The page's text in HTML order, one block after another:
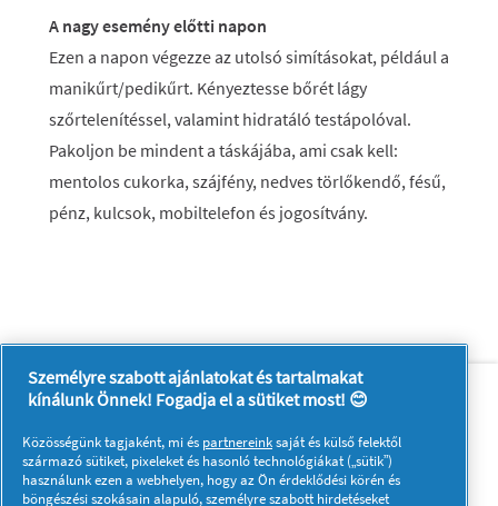
A nagy esemény előtti napon
Ezen a napon végezze az utolsó simításokat, például a
manikűrt/pedikűrt. Kényeztesse bőrét lágy
szőrtelenítéssel, valamint hidratáló testápolóval.
Pakoljon be mindent a táskájába, ami csak kell:
mentolos cukorka, szájfény, nedves törlőkendő, fésű,
pénz, kulcsok, mobiltelefon és jogosítvány.
Rólunk
Kapcsolatfelvétel
A pg.com felkeresése
Kövessen minket:
Személyre szabott ajánlatokat és tartalmakat
kínálunk Önnek! Fogadja el a sütiket most! 😊
Közösségünk tagjaként, mi és partnereinksaját és külső felektől
származó sütiket, pixeleket és hasonló technológiákat („sütik”)
használunk ezen a webhelyen, hogy az Ön érdeklődési körén és
böngészési szokásain alapuló, személyre szabott hirdetéseket